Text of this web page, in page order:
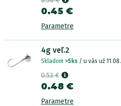
0.45 €
Parametre
4g veľ.2
Skladom >5ks / u vás už 11.08.
0.53 €
0.48 €
Parametre